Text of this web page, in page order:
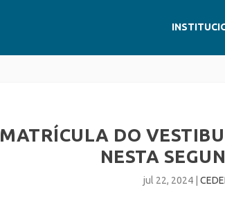
MATRÍCULA DO
NESTA
jul 22, 2024|